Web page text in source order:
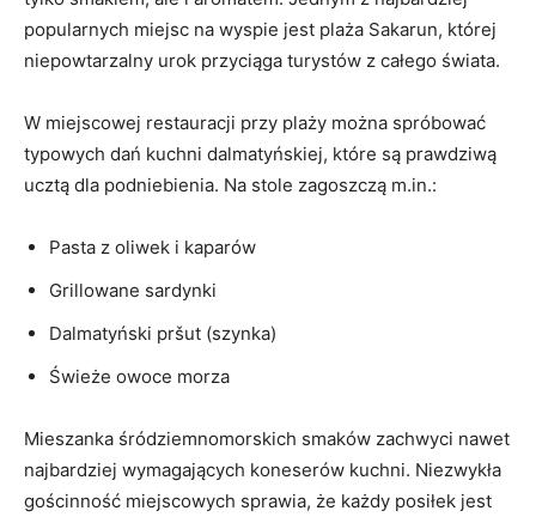
popularnych ‌miejsc na wyspie jest ⁣plaża Sakarun, której
niepowtarzalny urok ​przyciąga ‌turystów z całego świata.
W miejscowej restauracji przy plaży ⁣można‍ spróbować
typowych ⁤dań kuchni dalmatyńskiej, ⁤które są prawdziwą
ucztą dla podniebienia. Na stole zagoszczą ⁢m.in.:
Pasta⁤ z oliwek i kaparów
Grillowane sardynki
Dalmatyński pršut ‍(szynka)
Świeże owoce morza
Mieszanka‌ śródziemnomorskich‍ smaków zachwyci⁤ nawet
najbardziej⁤ wymagających koneserów ‌kuchni. ‍Niezwykła
gościnność miejscowych sprawia, że każdy posiłek ​jest⁢